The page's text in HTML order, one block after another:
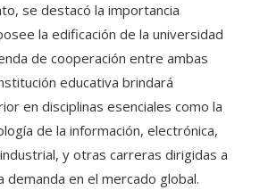
se destacó la importancia
la edificación de la universidad
de cooperación entre ambas
educativa brindará
en disciplinas esenciales como la
de la información, electrónica,
y otras carreras dirigidas a
en el mercado global.